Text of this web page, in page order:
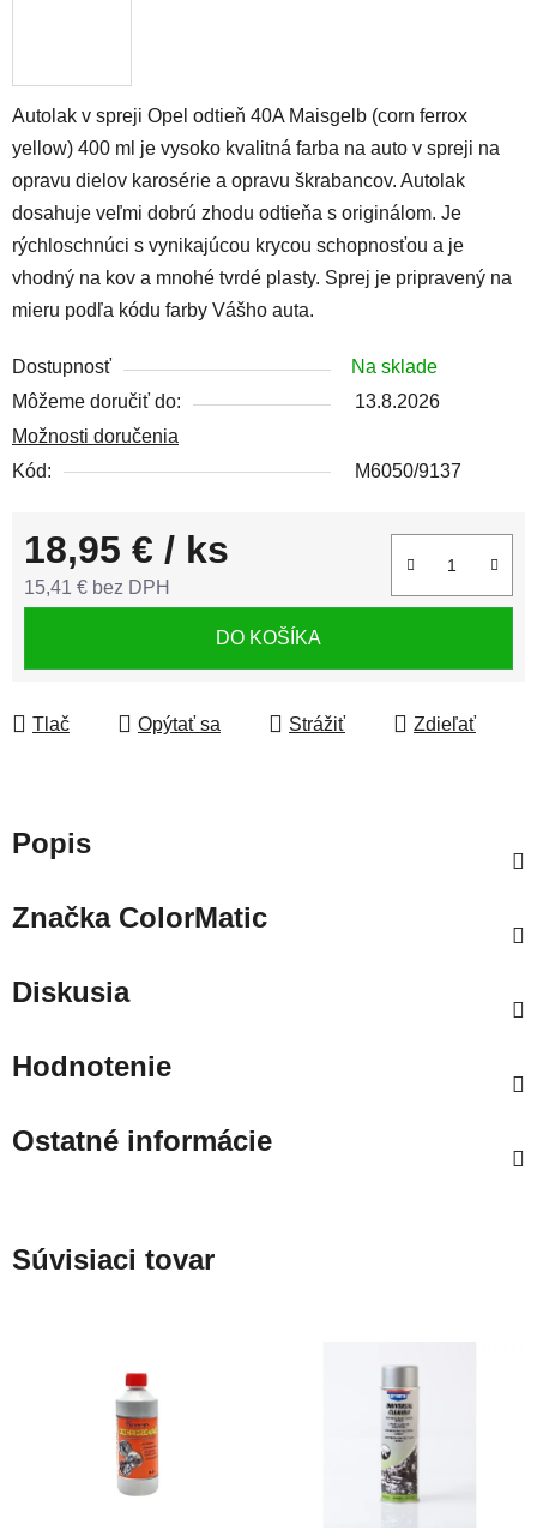
Autolak v spreji Opel odtieň 40A Maisgelb (corn ferrox
yellow) 400 ml je vysoko kvalitná farba na auto v spreji na
opravu dielov karosérie a opravu škrabancov. Autolak
dosahuje veľmi dobrú zhodu odtieňa s originálom. Je
rýchloschnúci s vynikajúcou krycou schopnosťou a je
vhodný na kov a mnohé tvrdé plasty. Sprej je pripravený na
mieru podľa kódu farby Vášho auta.
Dostupnosť
Na sklade
Môžeme doručiť do:
13.8.2026
Možnosti doručenia
Kód:
M6050/9137
18,95 € / ks
15,41 € bez DPH
DO KOŠÍKA
Tlač Opýtať sa Strážiť Zdieľať
Popis
ZnačkaColorMatic
Diskusia
Hodnotenie
Ostatné informácie
Súvisiaci tovar